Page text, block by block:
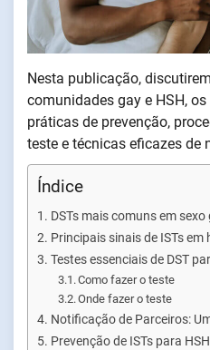
Nesta publicação,
comunidades gay e HSH,
práticas de prevenção,
teste e técnicas eficazes de
Índice
DSTs mais comuns em
Principais sinais de ISTs em
Testes essenciais de DST
Como fazer o teste
Onde fazer o teste
Notificação de Parceiros:
Prevenção de ISTs para